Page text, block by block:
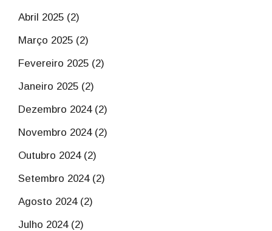
Abril 2025 (2)
Março 2025 (2)
Fevereiro 2025 (2)
Janeiro 2025 (2)
Dezembro 2024 (2)
Novembro 2024 (2)
Outubro 2024 (2)
Setembro 2024 (2)
Agosto 2024 (2)
Julho 2024 (2)